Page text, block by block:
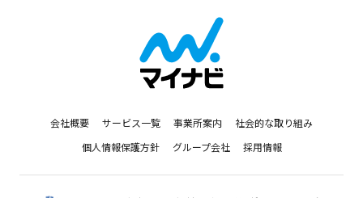
会社概要 サービス一覧 事業所案内
社会的な取り組み
個人情報保護方針
グループ会社 採用情報